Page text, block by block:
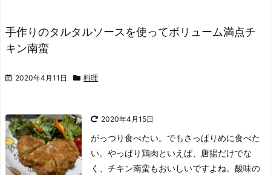
手作りのタルタルソースを使ってボリューム満点チ
キン南蛮
2020年4月11日 料理
2020年4月15日
がっつり食べたい。でもさっぱりめに食べた
い。 やっぱり鶏肉といえば、唐揚だけでな
く、チキン南蛮もおいしいですよね。 酸味の